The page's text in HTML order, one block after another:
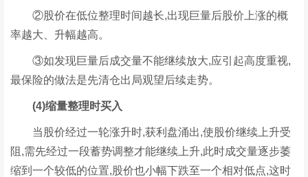
②股价在低位整理时间越长,出现巨量后股价上涨的概
率越大、升幅越高。
③如发现巨量后成交量不能继续放大,应引起高度重视,
最保险的做法是先清仓出局观望后续走势。
(4)缩量整理时买入
当股价经过一轮涨升时,获利盘涌出,使股价继续上升受
阻,需先经过一段蓄势调整才能继续上升,此时成交量逐步萎
缩到一个较低的位置,股价也小幅下跌至一个相对低点,这时